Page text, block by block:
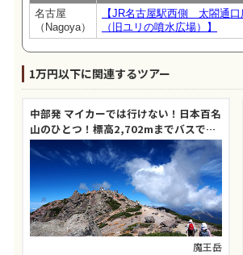
名古屋
（Nagoya）
【JR名古屋駅西側 太閤通口
（旧ユリの噴水広場）】
1万円以下に関連するツアー
中部発 マイカーでは行けない！日本百名
山のひとつ！標高2,702mまでバスで行
けちゃう！乗鞍スカイラインと乗鞍岳！
魔王岳